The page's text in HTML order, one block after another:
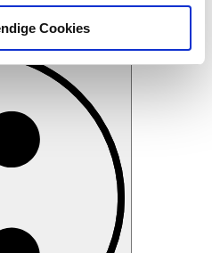
wir Informationen zu Ihrer
an unsere Partner für
Analysen weiter. Unsere
möglicherweise mit
die Sie ihnen bereitgestellt
Ihrer Nutzung der Dienste
Cookies